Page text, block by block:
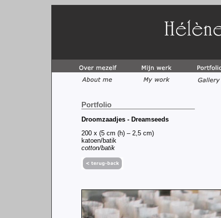
Portfolio
Droomzaadjes - Dreamseeds
200 x (5 cm (h) – 2,5 cm)
katoen/batik
cotton/batik